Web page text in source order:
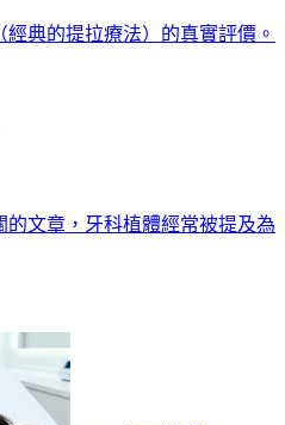
經典的提拉療法）的真實評價。
文章，牙科植體經常被提及為